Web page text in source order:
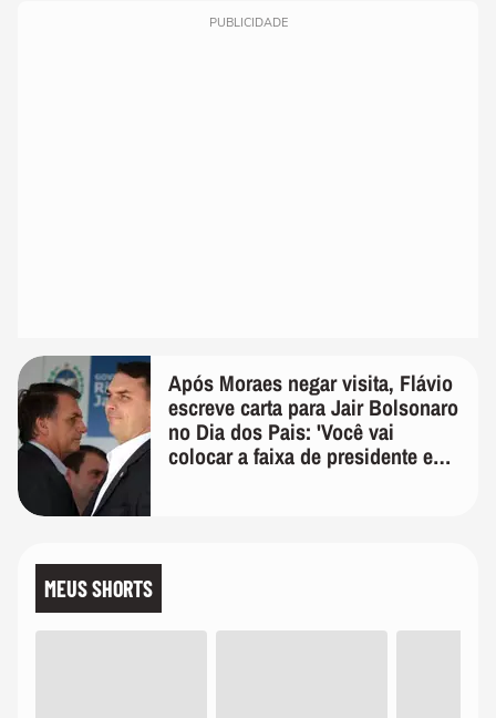
PUBLICIDADE
Após Moraes negar visita, Flávio
escreve carta para Jair Bolsonaro
no Dia dos Pais: 'Você vai
colocar a faixa de presidente em
MEUS SHORTS